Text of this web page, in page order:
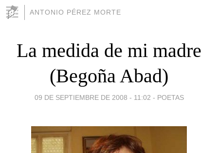
ANTONIO PÉREZ MORTE
La medida de mi madre
(Begoña Abad)
09 DE SEPTIEMBRE DE 2008 - 11:02 - POETAS